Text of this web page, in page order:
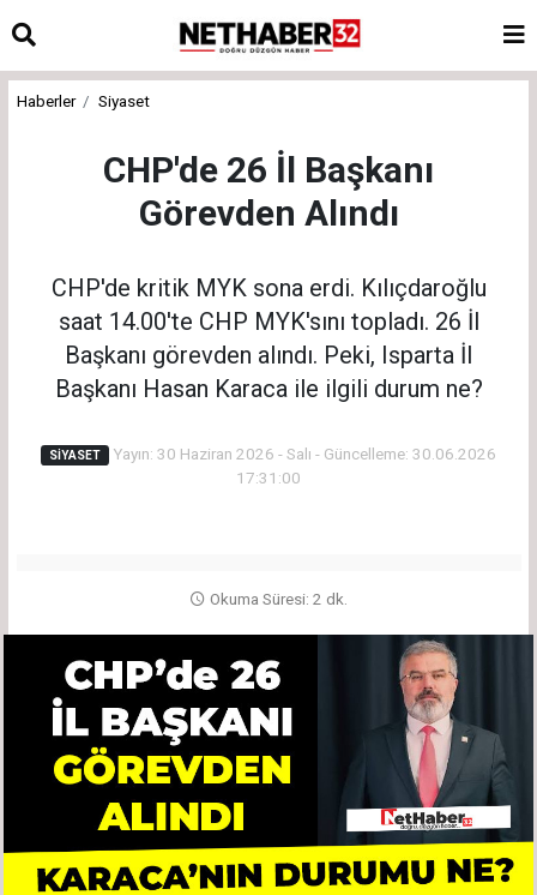
Haberler Siyaset
CHP'de 26 İl Başkanı
Görevden Alındı
CHP'de kritik MYK sona erdi. Kılıçdaroğlu
saat 14.00'te CHP MYK'sını topladı. 26 İl
Başkanı görevden alındı. Peki, Isparta İl
Başkanı Hasan Karaca ile ilgili durum ne?
SIYASET Yayın: 30 Haziran 2026 - Salı - Güncelleme: 30.06.2026
17:31:00
Okuma Süresi: 2 dk.